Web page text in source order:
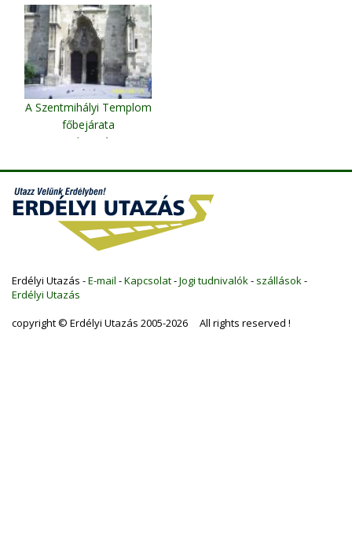
A Szentmihályi Templom
főbejárata
Kolozsvár
Erdélyi Utazás -E-mail -Kapcsolat-Jogi tudnivalók - szállások -
Erdélyi Utazás
copyright © Erdélyi Utazás 2005-2026 All rights reserved !